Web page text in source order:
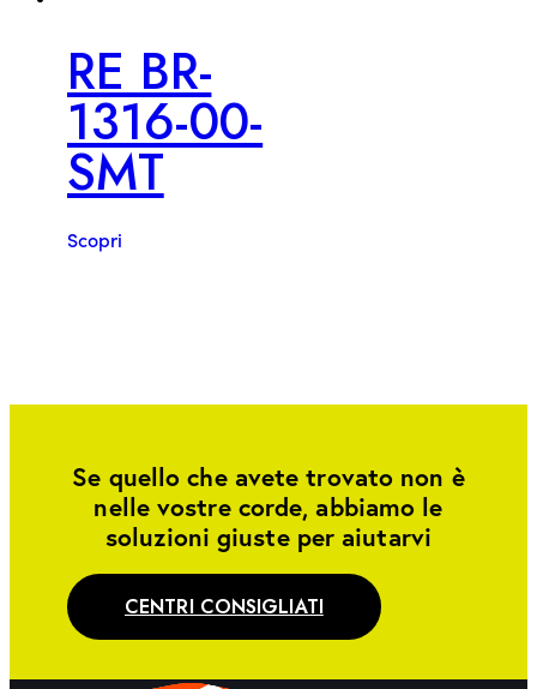
RE BR-
1316-00-
SMT
Scopri
Se quello che avete trovato non è
nelle vostre corde, abbiamo le
soluzioni giuste per aiutarvi
CENTRI CONSIGLIATI